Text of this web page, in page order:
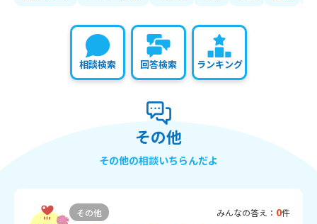
相談検索 回答検索 ランキング
の相談いちらん
その他
その他の相談いちらんだよ
その他 みんなの答え： 0件